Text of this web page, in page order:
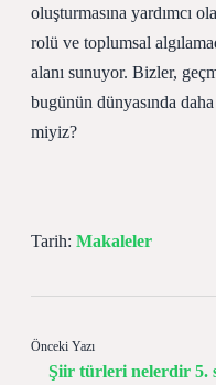
oluşturmasına yardımcı
rolü ve toplumsal
alanı sunuyor. Bizler,
bugünün dünyasında
miyiz?
Tarih: Makaleler
Önceki Yazı
Şiir türleri nelerdir 5.